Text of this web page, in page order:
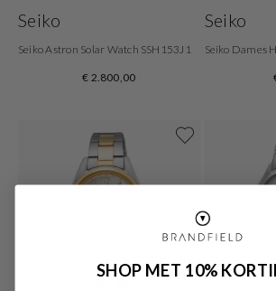
Seiko
Seiko Astron Solar Watch SSH153J1
€ 2.800,00
Seiko
Seiko Dames
SHOP MET 10%